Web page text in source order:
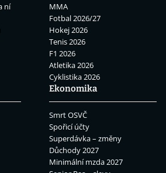
ní
MMA
Fotbal 2026/27
Hokej 2026
Tenis 2026
F1 2026
Atletika 2026
Cyklistika 2026
Ekonomika
Smrt OSVČ
Spořicí účty
Superdávka – změny
Důchody 2027
Minimální mzda 2027